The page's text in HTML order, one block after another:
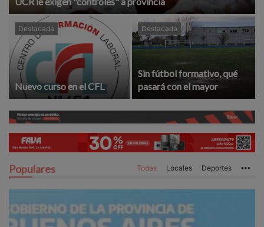
Destacada
Nuevo curso en el CFL
Destacada
Sin fútbol formativo, qué
pasará con el mayor
Populares Todas Locales Deportes